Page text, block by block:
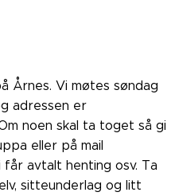
Årnes. Vi møtes søndag
adressen er
noen skal ta toget så gi
eller på mail
får avtalt henting osv. Ta
sitteunderlag og litt